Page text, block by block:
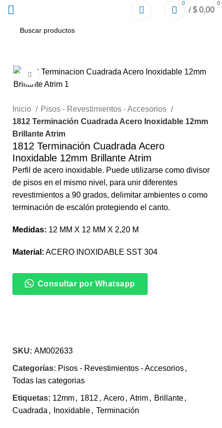
0 0
/ $ 0,00
Click to enlarge
Inicio
Pisos - Revestimientos - Accesorios
1812 Terminación Cuadrada Acero Inoxidable 12mm
Brillante Atrim
1812 Terminación Cuadrada Acero
Inoxidable 12mm Brillante Atrim
Perfil de acero inoxidable. Puede utilizarse como divisor
de pisos en el mismo nivel, para unir diferentes
revestimientos a 90 grados, delimitar ambientes o como
terminación de escalón protegiendo el canto.
Medidas: 12 MM X 12 MM X 2,20 M
Material: ACERO INOXIDABLE SST 304
Consultar por Whatsapp
SKU: AM002633
Categorías: Pisos - Revestimientos - Accesorios,
Todas las categorias
Etiquetas: 12mm, 1812 , Acero, Atrim, Brillante,
Cuadrada , Inoxidable, Terminación